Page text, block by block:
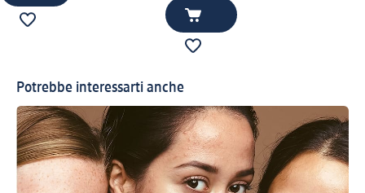
Potrebbe interessarti anche